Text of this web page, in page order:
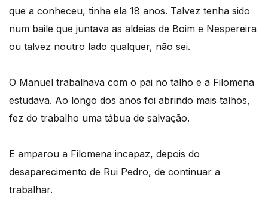
que a conheceu, tinha ela 18 anos. Talvez tenha sido
num baile que juntava as aldeias de Boim e Nespereira
ou talvez noutro lado qualquer, não sei.
O Manuel trabalhava com o pai no talho e a Filomena
estudava. Ao longo dos anos foi abrindo mais talhos,
fez do trabalho uma tábua de salvação.
E amparou a Filomena incapaz, depois do
desaparecimento de Rui Pedro, de continuar a
trabalhar.